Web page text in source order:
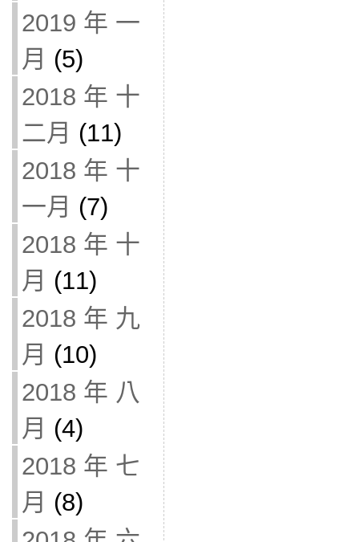
2019 年 一
月 (5)
2018 年 十
二月 (11)
2018 年 十
一月 (7)
2018 年 十
月 (11)
2018 年 九
月 (10)
2018 年 八
月 (4)
2018 年 七
月 (8)